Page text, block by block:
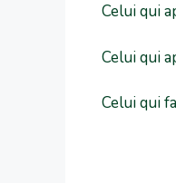
Celui qui
Celui qui
Celui qui